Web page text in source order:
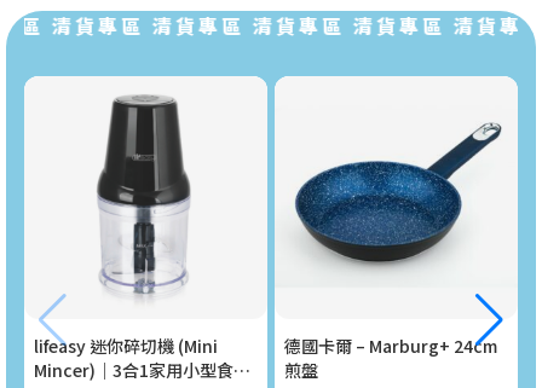
區 清貨專區 清貨專區 清貨專區 清貨專區 清貨專
lifeasy 迷你碎切機 (Mini
Mincer)｜3合1家用小型食物
德國卡爾 – Marburg+ 24cm
煎盤